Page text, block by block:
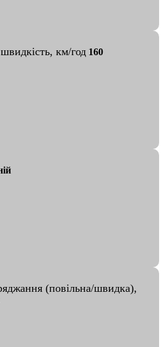
км/год 160
(повільна/швидка),